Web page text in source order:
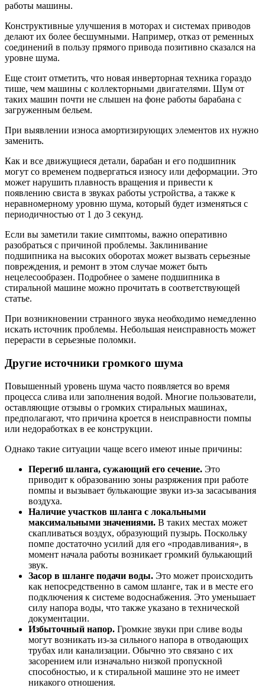
работы машины.
Конструктивные улучшения в моторах и системах приводов
делают их более бесшумными. Например, отказ от ременных
соединений в пользу прямого привода позитивно сказался на
уровне шума.
Еще стоит отметить, что новая инверторная техника гораздо
тише, чем машины с коллекторными двигателями. Шум от
таких машин почти не слышен на фоне работы барабана с
загруженным бельем.
При выявлении износа амортизирующих элементов их нужно
заменить.
Как и все движущиеся детали, барабан и его подшипник
могут со временем подвергаться износу или деформации. Это
может нарушить плавность вращения и привести к
появлению свиста в звуках работы устройства, а также к
неравномерному уровню шума, который будет изменяться с
периодичностью от 1 до 3 секунд.
Если вы заметили такие симптомы, важно оперативно
разобраться с причиной проблемы. Заклинивание
подшипника на высоких оборотах может вызвать серьезные
повреждения, и ремонт в этом случае может быть
нецелесообразен. Подробнее о замене подшипника в
стиральной машине можно прочитать в соответствующей
статье.
При возникновении странного звука необходимо немедленно
искать источник проблемы. Небольшая неисправность может
перерасти в серьезные поломки.
Другие источники громкого шума
Повышенный уровень шума часто появляется во время
процесса слива или заполнения водой. Многие пользователи,
оставляющие отзывы о громких стиральных машинах,
предполагают, что причина кроется в неисправности помпы
или недоработках в ее конструкции.
Однако такие ситуации чаще всего имеют иные причины:
Перегиб шланга, сужающий его сечение. Это
приводит к образованию зоны разряжения при работе
помпы и вызывает булькающие звуки из-за засасывания
воздуха.
Наличие участков шланга с локальными
максимальными значениями. В таких местах может
скапливаться воздух, образующий пузырь. Поскольку
помпе достаточно усилий для его «продавливания», в
момент начала работы возникает громкий булькающий
звук.
Засор в шланге подачи воды. Это может происходить
как непосредственно в самом шланге, так и в месте его
подключения к системе водоснабжения. Это уменьшает
силу напора воды, что также указано в технической
документации.
Избыточный напор. Громкие звуки при сливе воды
могут возникать из-за сильного напора в отводающих
трубах или канализации. Обычно это связано с их
засорением или изначально низкой пропускной
способностью, и к стиральной машине это не имеет
никакого отношения.